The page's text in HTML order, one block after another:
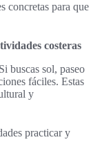
concretas para que
costeras
buscas sol, paseo
fáciles. Estas
y
practicar y